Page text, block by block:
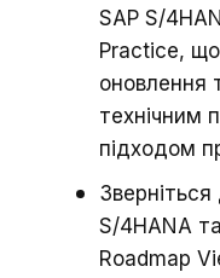
SAP S/
Practice,
оновлення
технічним
підходом
S/4HANA
Roadmap